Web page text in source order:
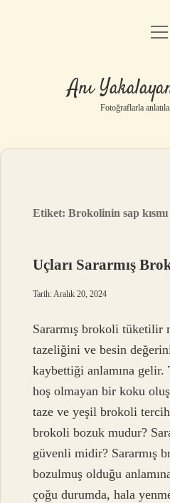
Yasal
Anı
Fotoğraflarla
Etiket:Brokolinin sap
Uçları Sararmış
Tarih: Aralık 20, 2024
Sararmış brokoli tüketilir
tazeliğini ve besin
kaybettiği anlamına gelir.
hoş olmayan bir koku
taze ve yeşil brokoli
brokoli bozuk mudur?
güvenli midir? Sararmış
bozulmuş olduğu
çoğu durumda, hala